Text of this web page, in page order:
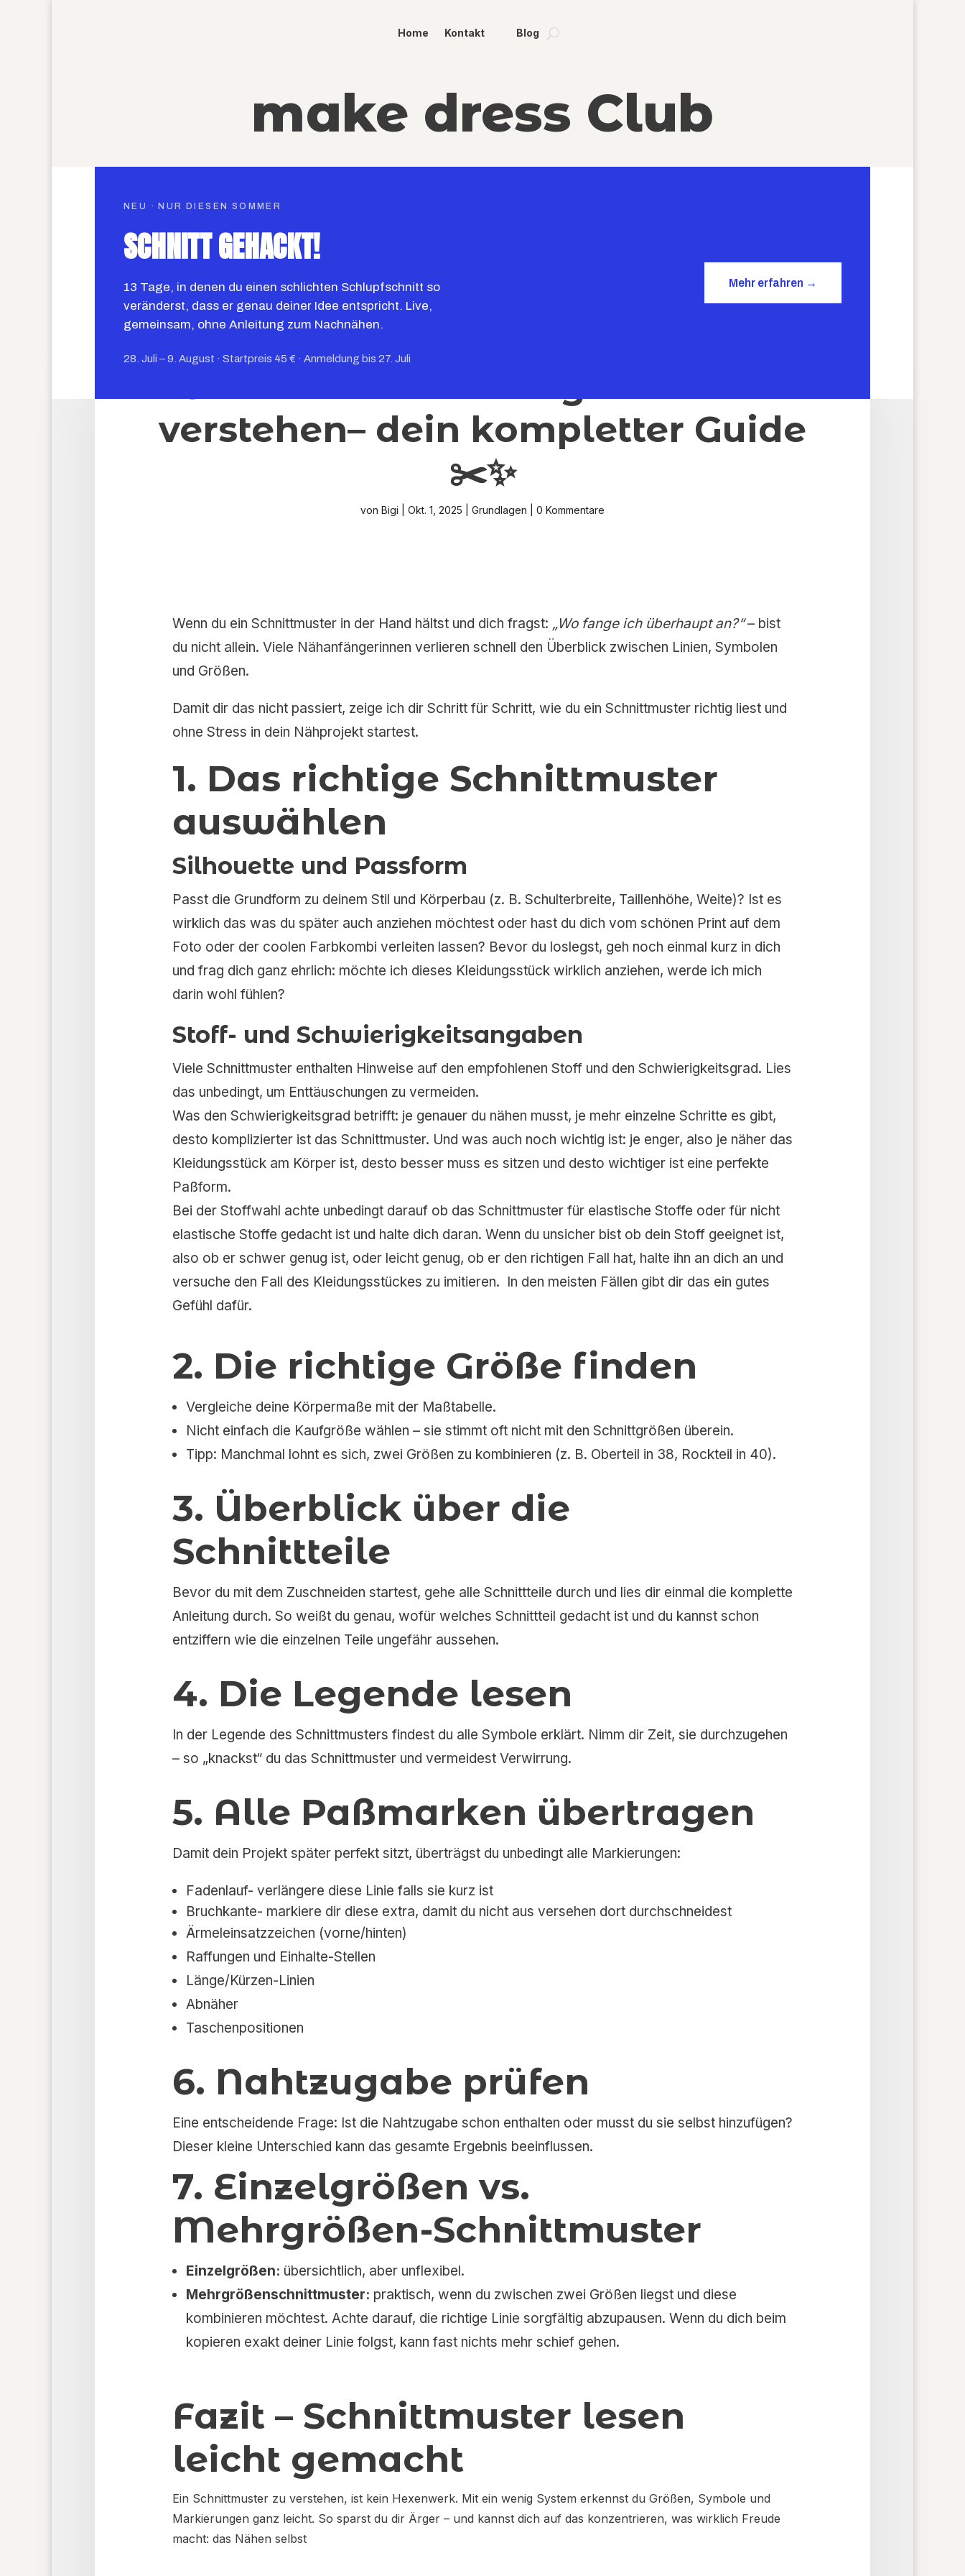
Home Kontakt Blog
make dress Club
NEU · NUR DIESEN SOMMER
SCHNITT GEHACKT!
13 Tage, in denen du einen schlichten Schlupfschnitt so
veränderst, dass er genau deiner Idee entspricht. Live,
gemeinsam, ohne Anleitung zum Nachnähen.
28. Juli – 9. August · Startpreis 45 € · Anmeldung bis 27. Juli
Mehr erfahren →
Schnittmuster richtig lesen und
verstehen– dein kompletter Guide
✂️✨
von Bigi Okt. 1, 2025 Grundlagen 0 Kommentare
Wenn du ein Schnittmuster in der Hand hältst und dich fragst: „Wo fange ich überhaupt an?“– bist
du nicht allein. Viele Nähanfängerinnen verlieren schnell den Überblick zwischen Linien, Symbolen
und Größen.
Damit dir das nicht passiert, zeige ich dir Schritt für Schritt, wie du ein Schnittmuster richtig liest und
ohne Stress in dein Nähprojekt startest.
1. Das richtige Schnittmuster
auswählen
Silhouette und Passform
Passt die Grundform zu deinem Stil und Körperbau (z. B. Schulterbreite, Taillenhöhe, Weite)? Ist es
wirklich das was du später auch anziehen möchtest oder hast du dich vom schönen Print auf dem
Foto oder der coolen Farbkombi verleiten lassen? Bevor du loslegst, geh noch einmal kurz in dich
und frag dich ganz ehrlich: möchte ich dieses Kleidungsstück wirklich anziehen, werde ich mich
darin wohl fühlen?
Stoff- und Schwierigkeitsangaben
Viele Schnittmuster enthalten Hinweise auf den empfohlenen Stoff und den Schwierigkeitsgrad. Lies
das unbedingt, um Enttäuschungen zu vermeiden.
Was den Schwierigkeitsgrad betrifft: je genauer du nähen musst, je mehr einzelne Schritte es gibt,
desto komplizierter ist das Schnittmuster. Und was auch noch wichtig ist: je enger, also je näher das
Kleidungsstück am Körper ist, desto besser muss es sitzen und desto wichtiger ist eine perfekte
Paßform.
Bei der Stoffwahl achte unbedingt darauf ob das Schnittmuster für elastische Stoffe oder für nicht
elastische Stoffe gedacht ist und halte dich daran. Wenn du unsicher bist ob dein Stoff geeignet ist,
also ob er schwer genug ist, oder leicht genug, ob er den richtigen Fall hat, halte ihn an dich an und
versuche den Fall des Kleidungsstückes zu imitieren. In den meisten Fällen gibt dir das ein gutes
Gefühl dafür.
2. Die richtige Größe finden
Vergleiche deine Körpermaße mit der Maßtabelle.
Nicht einfach die Kaufgröße wählen – sie stimmt oft nicht mit den Schnittgrößen überein.
Tipp: Manchmal lohnt es sich, zwei Größen zu kombinieren (z. B. Oberteil in 38, Rockteil in 40).
3. Überblick über die
Schnittteile
Bevor du mit dem Zuschneiden startest, gehe alle Schnittteile durch und lies dir einmal die komplette
Anleitung durch. So weißt du genau, wofür welches Schnittteil gedacht ist und du kannst schon
entziffern wie die einzelnen Teile ungefähr aussehen.
4. Die Legende lesen
In der Legende des Schnittmusters findest du alle Symbole erklärt. Nimm dir Zeit, sie durchzugehen
– so „knackst“ du das Schnittmuster und vermeidest Verwirrung.
5. Alle Paßmarken übertragen
Damit dein Projekt später perfekt sitzt, überträgst du unbedingt alle Markierungen:
Fadenlauf- verlängere diese Linie falls sie kurz ist
Bruchkante- markiere dir diese extra, damit du nicht aus versehen dort durchschneidest
Ärmeleinsatzzeichen (vorne/hinten)
Raffungen und Einhalte-Stellen
Länge/Kürzen-Linien
Abnäher
Taschenpositionen
6. Nahtzugabe prüfen
Eine entscheidende Frage: Ist die Nahtzugabe schon enthalten oder musst du sie selbst hinzufügen?
Dieser kleine Unterschied kann das gesamte Ergebnis beeinflussen.
7. Einzelgrößen vs.
Mehrgrößen-Schnittmuster
Einzelgrößen: übersichtlich, aber unflexibel.
Mehrgrößenschnittmuster: praktisch, wenn du zwischen zwei Größen liegst und diese
kombinieren möchtest. Achte darauf, die richtige Linie sorgfältig abzupausen. Wenn du dich beim
kopieren exakt deiner Linie folgst, kann fast nichts mehr schief gehen.
Fazit – Schnittmuster lesen
leicht gemacht
Ein Schnittmuster zu verstehen, ist kein Hexenwerk. Mit ein wenig System erkennst du Größen, Symbole und
Markierungen ganz leicht. So sparst du dir Ärger – und kannst dich auf das konzentrieren, was wirklich Freude
macht: das Nähen selbst